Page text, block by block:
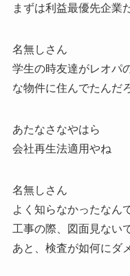
まずは利益最優先企業
名無しさん
学生の時友達がレオパ
な物件に住んでたんだ
あたなさなやはら
会社再生法適用やね
名無しさん
よく知らなかったなん
工事の際、図面見ない
あと、検査が如何にダ